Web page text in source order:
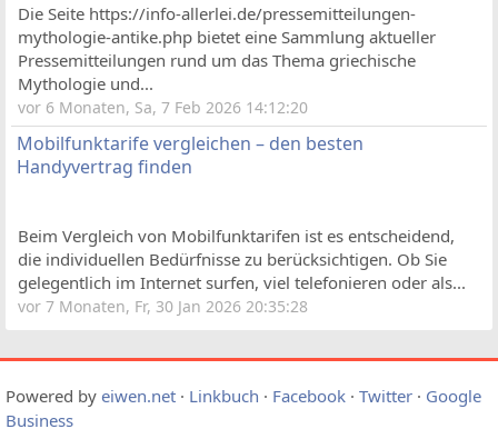
Die Seite https://info-allerlei.de/pressemitteilungen-
mythologie-antike.php bietet eine Sammlung aktueller
Pressemitteilungen rund um das Thema griechische
Mythologie und...
vor 6 Monaten, Sa, 7 Feb 2026 14:12:20
Mobilfunktarife vergleichen – den besten
Handyvertrag finden
Beim Vergleich von Mobilfunktarifen ist es entscheidend,
die individuellen Bedürfnisse zu berücksichtigen. Ob Sie
gelegentlich im Internet surfen, viel telefonieren oder als...
vor 7 Monaten, Fr, 30 Jan 2026 20:35:28
Powered by eiwen.net · Linkbuch · Facebook · Twitter · Google
Business